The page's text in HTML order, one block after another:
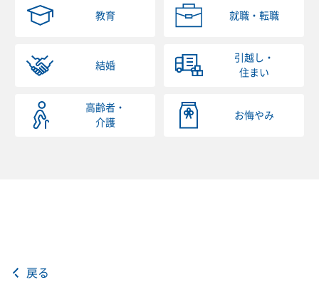
教育 就職・転職
結婚
引越し・
住まい
高齢者・
介護
お悔やみ
戻る